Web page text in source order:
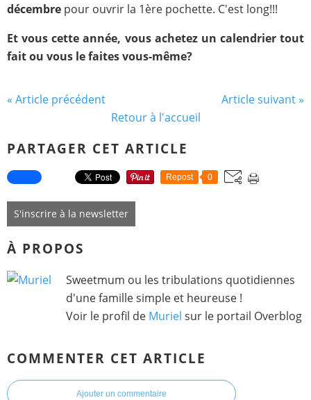
décembre pour ouvrir la 1ère pochette. C'est long!!!
Et vous cette année, vous achetez un calendrier tout
fait ou vous le faites vous-même?
« Article précédent
Article suivant »
Retour à l'accueil
PARTAGER CET ARTICLE
Repost 0
S'inscrire à la newsletter
À PROPOS
Sweetmum ou les tribulations quotidiennes
d'une famille simple et heureuse !
Voir le profil de Muriel sur le portail Overblog
COMMENTER CET ARTICLE
Ajouter un commentaire